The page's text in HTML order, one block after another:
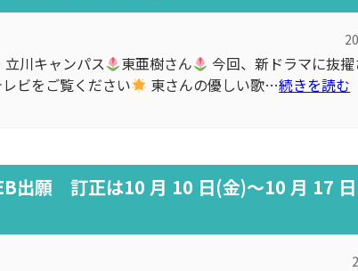
川キャンパス 東亜樹さん
今回、新ドラマに抜
ビをご覧ください
東さんの優しい歌…続きを読む
出願 訂正は10 月 10 日(金)～10 月 17